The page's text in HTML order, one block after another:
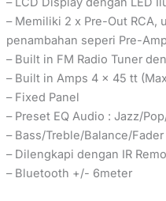
– Memiliki 2 x Pre-Out RCA,
penambahan seperi Pre-
– Built in FM Radio Tuner
– Built in Amps 4 x 45 tt
– Fixed Panel
– Preset EQ Audio : Jazz/
– Bass/Treble/Balance/
– Dilengkapi dengan IR
– Bluetooth +/- 6meter